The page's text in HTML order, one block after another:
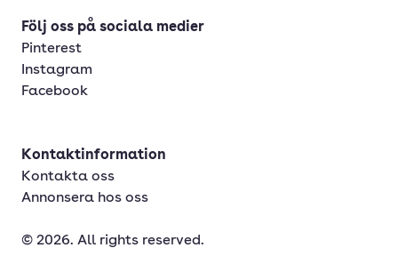
Följ oss på sociala medier
Pinterest
Instagram
Facebook
Kontaktinformation
Kontakta oss
Annonsera hos oss
© 2026. All rights reserved.